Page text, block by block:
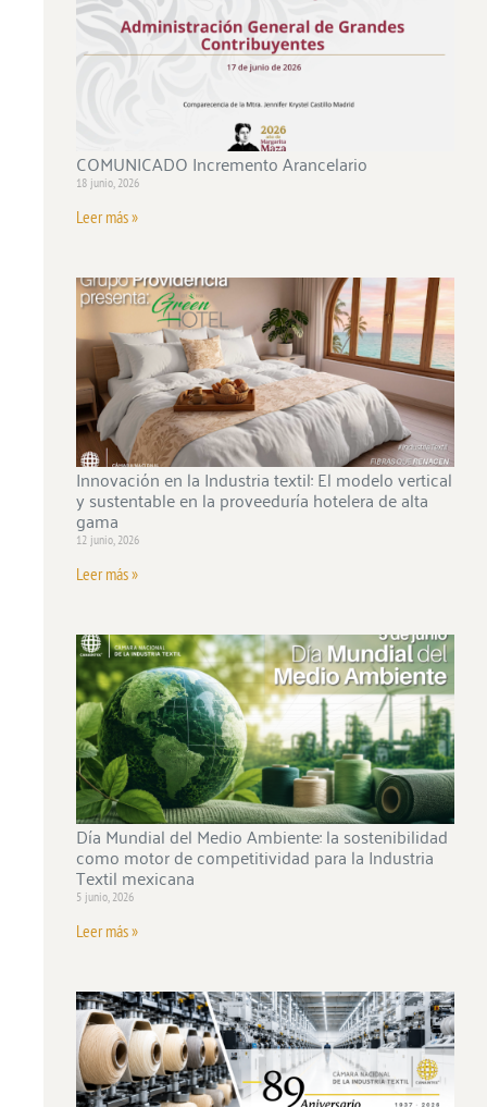
COMUNICADO Incremento Arancelario
18 junio, 2026
Leer más »
Innovación en la Industria textil: El modelo vertical
y sustentable en la proveeduría hotelera de alta
gama
12 junio, 2026
Leer más »
Día Mundial del Medio Ambiente: la sostenibilidad
como motor de competitividad para la Industria
Textil mexicana
5 junio, 2026
Leer más »